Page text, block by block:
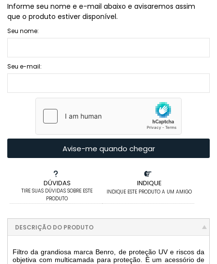
DÚVIDAS
TIRE SUAS DÚVIDAS SOBRE ESTE
PRODUTO
INDIQUE
INDIQUE ESTE PRODUTO A UM AMIGO
Informe seu nome e e-mail abaixo e avisaremos assim
que o produto estiver disponível.
Seu nome:
Seu e-mail:
Avise-me quando chegar
DESCRIÇÃO DO PRODUTO
Filtro da grandiosa marca Benro, de proteção UV e riscos da
objetiva com multicamada para proteção. É um acessório de